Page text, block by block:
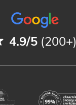
4.9/5 (200+)